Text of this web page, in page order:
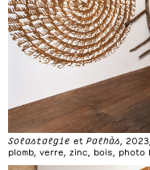
Solastalgie et Palhàs,
plomb, verre, zinc, bois, photo